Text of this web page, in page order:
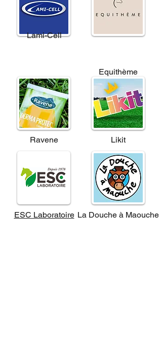
Lami-Cell
Equithème
Ravene Likit
La Douche à Maouche
ESC Laboratoire